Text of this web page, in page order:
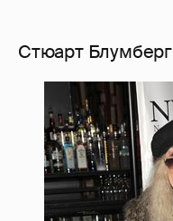
Стюарт Блумберг